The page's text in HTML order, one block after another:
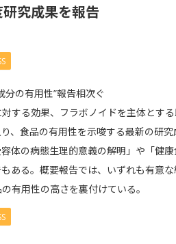
究成果を報告
の有用性”報告相次ぐ
する効果、フラボノイドを主体とする
、食品の有用性を示唆する最新の研
体の病態生理的意義の解明」や「健
ある。概要報告では、いずれも有意
有用性の高さを裏付けている。